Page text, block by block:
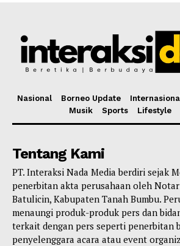
Nasional Borneo Update
Musik
Sports Lifestyle
Tentang Kami
PT. Interaksi Nada Media berdiri sejak
penerbitan akta perusahaan oleh
Batulicin, Kabupaten Tanah Bumbu.
menaungi produk-produk pers dan
terkait dengan pers seperti penerbitan
penyelenggara acara atau event